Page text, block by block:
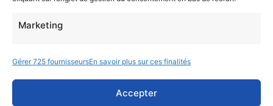
Marketing
Gérer 725 fournisseursEn savoir plus sur ces finalités
Accepter
Connexion
Accès Extranet Entreprise